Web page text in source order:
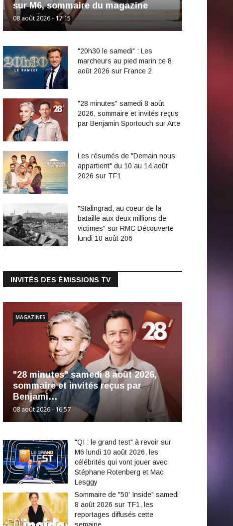
sur M6, sommaire du magazine
08 août 2026 - 17:15
"20h30 le samedi" : Les
marcheurs au pied marin ce 8
août 2026 sur France 2
"28 minutes" samedi 8 août
2026, sommaire et invités reçus
par Benjamin Sportouch sur Arte
Les résumés de "Demain nous
appartient" du 10 au 14 août
2026 sur TF1
"Stalingrad, au coeur de la
bataille aux deux millions de
victimes" sur RMC Découverte
lundi 10 août 206
INVITÉS DES ÉMISSIONS TV
"28 minutes" samedi 8 août 2026,
sommaire et invités reçus par
Benjami…
08 août 2026 - 16:57
MAGAZINES
"QI : le grand test" à revoir sur
M6 lundi 10 août 2026, les
célébrités qui vont jouer avec
Stéphane Rotenberg et Mac
Lesggy
Sommaire de "50' Inside" samedi
8 août 2026 sur TF1, les
reportages diffusés cette